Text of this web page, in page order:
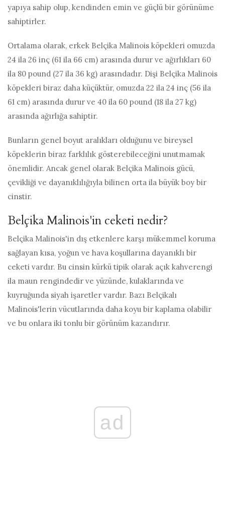
yapıya sahip olup, kendinden emin ve güçlü bir görünüme
sahiptirler.
Ortalama olarak, erkek Belçika Malinois köpekleri omuzda
24 ila 26 inç (61 ila 66 cm) arasında durur ve ağırlıkları 60
ila 80 pound (27 ila 36 kg) arasındadır. Dişi Belçika Malinois
köpekleri biraz daha küçüktür, omuzda 22 ila 24 inç (56 ila
61 cm) arasında durur ve 40 ila 60 pound (18 ila 27 kg)
arasında ağırlığa sahiptir.
Bunların genel boyut aralıkları olduğunu ve bireysel
köpeklerin biraz farklılık gösterebileceğini unutmamak
önemlidir. Ancak genel olarak Belçika Malinois gücü,
çevikliği ve dayanıklılığıyla bilinen orta ila büyük boy bir
cinstir.
Belçika Malinois'in ceketi nedir?
Belçika Malinois'in dış etkenlere karşı mükemmel koruma
sağlayan kısa, yoğun ve hava koşullarına dayanıklı bir
ceketi vardır. Bu cinsin kürkü tipik olarak açık kahverengi
ila maun rengindedir ve yüzünde, kulaklarında ve
kuyruğunda siyah işaretler vardır. Bazı Belçikalı
Malinois'lerin vücutlarında daha koyu bir kaplama olabilir
ve bu onlara iki tonlu bir görünüm kazandırır.
ad